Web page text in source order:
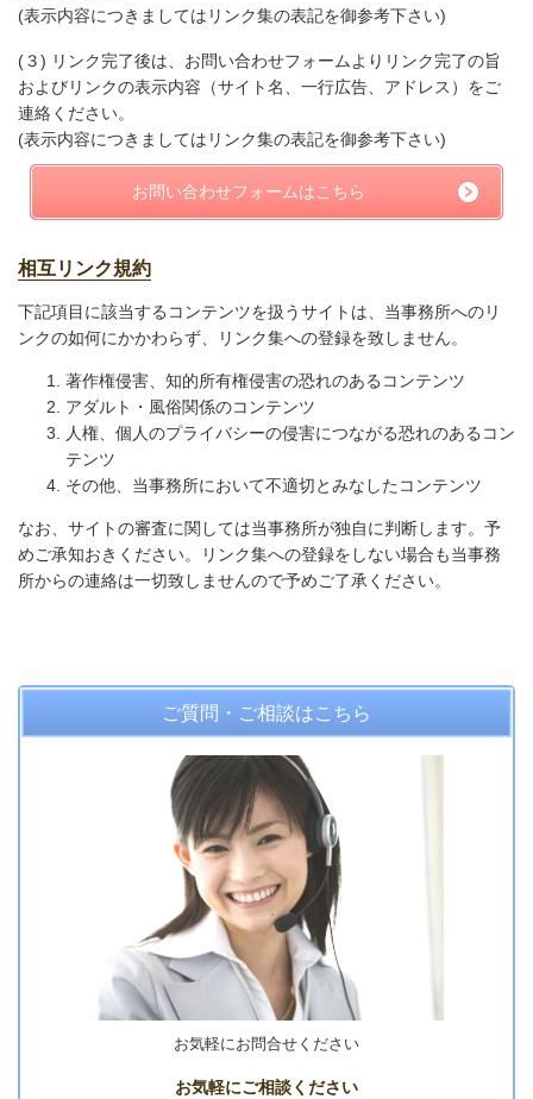
(表示内容につきましてはリンク集の表記を御参考下さい)
(３) リンク完了後は、お問い合わせフォームよりリンク完了の旨
およびリンクの表示内容（サイト名、一行広告、アドレス）をご
連絡ください。
(表示内容につきましてはリンク集の表記を御参考下さい)
お問い合わせフォームはこちら
相互リンク規約
下記項目に該当するコンテンツを扱うサイトは、当事務所へのリ
ンクの如何にかかわらず、リンク集への登録を致しません。
著作権侵害、知的所有権侵害の恐れのあるコンテンツ
アダルト・風俗関係のコンテンツ
人権、個人のプライバシーの侵害につながる恐れのあるコン
テンツ
その他、当事務所において不適切とみなしたコンテンツ
なお、サイトの審査に関しては当事務所が独自に判断します。予
めご承知おきください。リンク集への登録をしない場合も当事務
所からの連絡は一切致しませんので予めご了承ください。
ご質問・ご相談はこちら
お気軽にお問合せください
お気軽にご相談ください